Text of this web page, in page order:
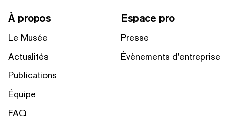
À propos
Le Musée
Actualités
Publications
Équipe
FAQ
Espace pro
Presse
Évènements d'entreprise